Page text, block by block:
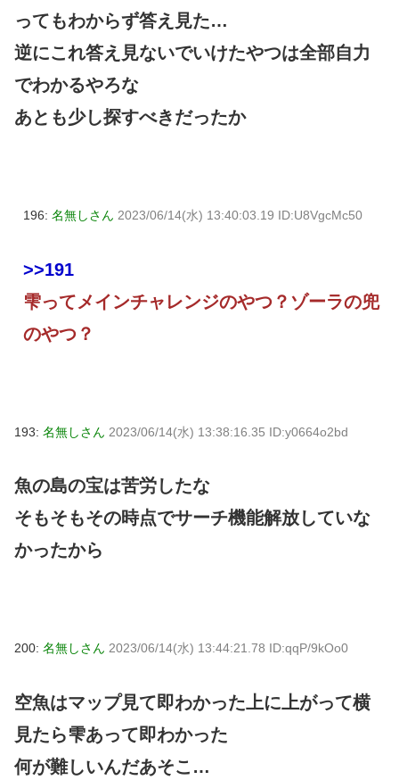
ってもわからず答え見た…
逆にこれ答え見ないでいけたやつは全部自力
でわかるやろな
あとも少し探すべきだったか
196: 名無しさん 2023/06/14(水) 13:40:03.19 ID:U8VgcMc50
>>191
雫ってメインチャレンジのやつ？ゾーラの兜
のやつ？
193: 名無しさん 2023/06/14(水) 13:38:16.35 ID:y0664o2bd
魚の島の宝は苦労したな
そもそもその時点でサーチ機能解放していな
かったから
200: 名無しさん 2023/06/14(水) 13:44:21.78 ID:qqP/9kOo0
空魚はマップ見て即わかった上に上がって横
見たら雫あって即わかった
何が難しいんだあそこ…